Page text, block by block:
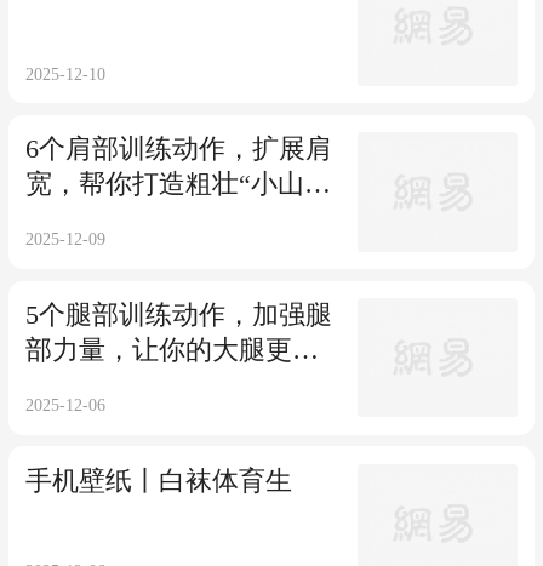
2025-12-10
6个肩部训练动作，扩展肩
宽，帮你打造粗壮“小山
2025-12-09
5个腿部训练动作，加强腿
部力量，让你的大腿更粗
2025-12-06
手机壁纸丨白袜体育生